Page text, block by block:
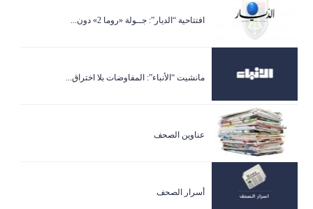
افتتاحية “الديار”: جــولة «روما 2» دون...
مانشيت “الأنباء”: المفاوضات بلا اختراق...
عناوين الصحف
أسرار الصحف